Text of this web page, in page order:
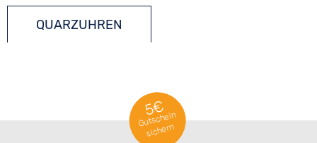
QUARZUHREN
5€
Gutschein
sichern